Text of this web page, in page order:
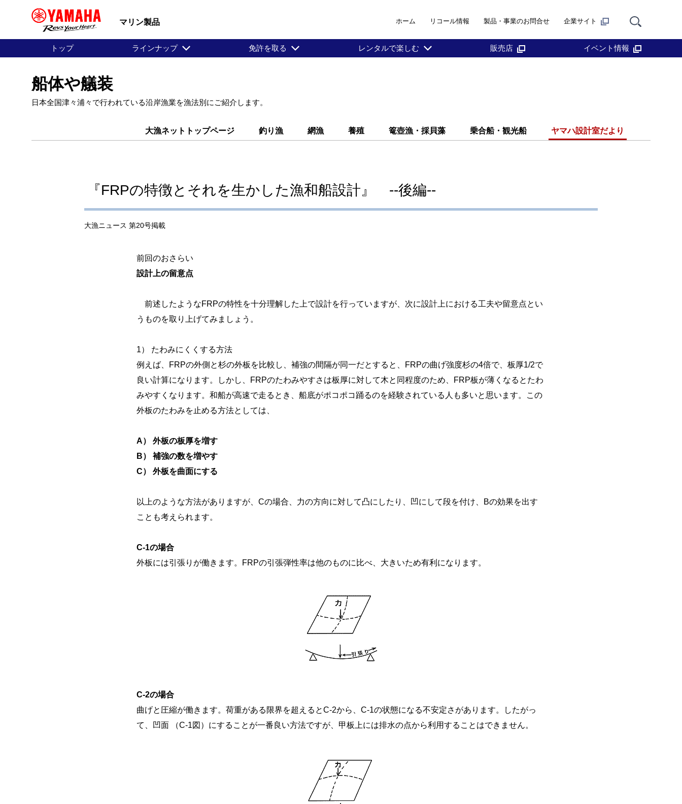
マリン製品 ホーム リコール情報 製品・事業のお問合せ 企業サイト
トップ ラインナップ 免許を取る レンタルで楽しむ 販売店 イベント情報
船体や艤装
日本全国津々浦々で行われている沿岸漁業を漁法別にご紹介します。
大漁ネットトップページ 釣り漁 網漁 養殖 篭壺漁・採貝藻 乗合船・観光船 ヤマハ設計室だより
『FRPの特徴とそれを生かした漁和船設計』 --後編--
大漁ニュース 第20号掲載
前回のおさらい
設計上の留意点
前述したようなFRPの特性を十分理解した上で設計を行っていますが、次に設計上における工夫や留意点とい
うものを取り上げてみましょう。
1） たわみにくくする方法
例えば、FRPの外側と杉の外板を比較し、補強の間隔が同一だとすると、FRPの曲げ強度杉の4倍で、板厚1/2で
良い計算になります。しかし、FRPのたわみやすさは板厚に対して木と同程度のため、FRP板が薄くなるとたわ
みやすくなります。和船が高速で走るとき、船底がポコポコ踊るのを経験されている人も多いと思います。この
外板のたわみを止める方法としては、
A） 外板の板厚を増す
B） 補強の数を増やす
C） 外板を曲面にする
以上のような方法がありますが、Cの場合、力の方向に対して凸にしたり、凹にして段を付け、Bの効果を出す
ことも考えられます。
C-1の場合
外板には引張りが働きます。FRPの引張弾性率は他のものに比べ、大きいため有利になります。
C-2の場合
曲げと圧縮が働きます。荷重がある限界を超えるとC-2から、C-1の状態になる不安定さがあります。したがっ
て、凹面 （C-1図）にすることが一番良い方法ですが、甲板上には排水の点から利用することはできません。